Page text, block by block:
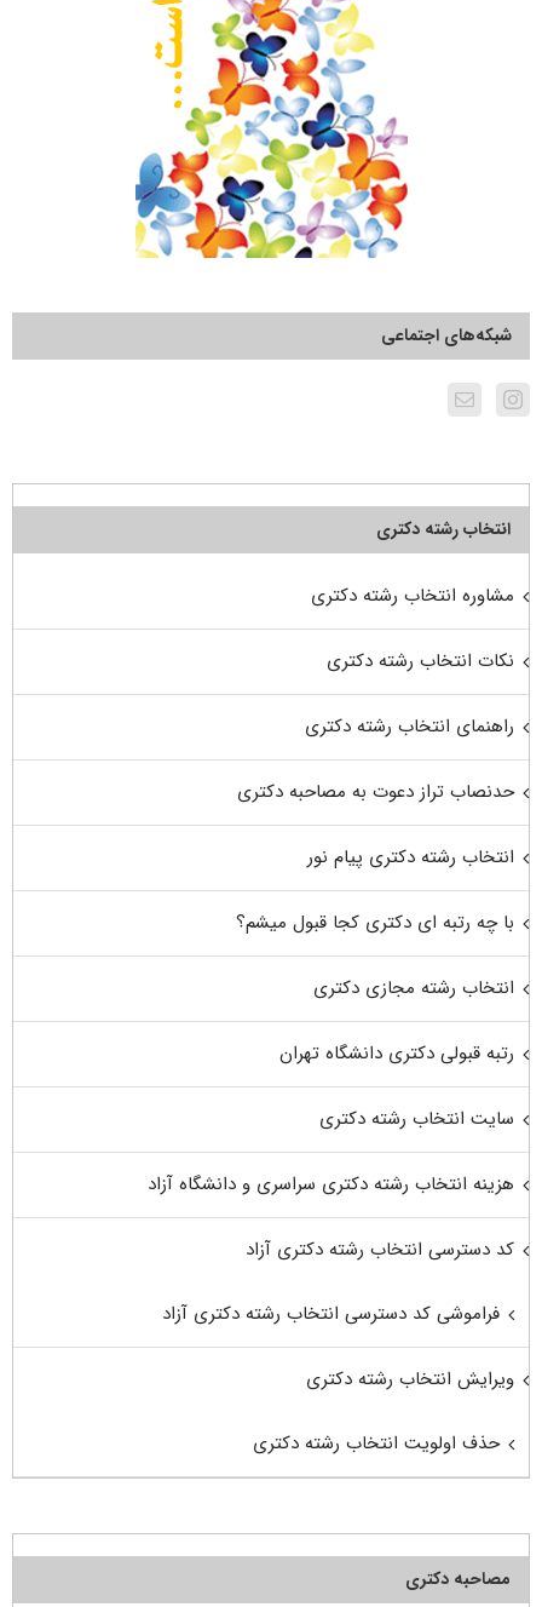
شبکه‌های اجتماعی
انتخاب رشته دکتری
مشاوره انتخاب رشته دکتری
نکات انتخاب رشته دکتری
راهنمای انتخاب رشته دکتری
حدنصاب تراز دعوت به مصاحبه دکتری
انتخاب رشته دکتری پیام نور
با چه رتبه ای دکتری کجا قبول میشم؟
انتخاب رشته مجازی دکتری
رتبه قبولی دکتری دانشگاه تهران
سایت انتخاب رشته دکتری
هزینه انتخاب رشته دکتری سراسری و دانشگاه آزاد
کد دسترسی انتخاب رشته دکتری آزاد
فراموشی کد دسترسی انتخاب رشته دکتری آزاد
ویرایش انتخاب رشته دکتری
حذف اولویت انتخاب رشته دکتری
مصاحبه دکتری